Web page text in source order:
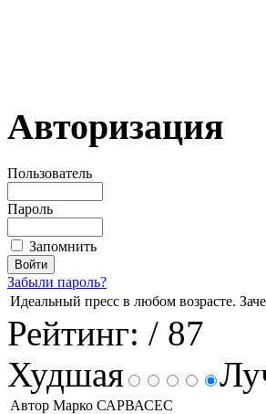
Авторизация
Пользователь
Пароль
Запомнить
Забыли пароль?
Идеальный пресс в любом возрасте.
Рейтинг: / 87
Худшая
Автор Марко САРВАСЕС